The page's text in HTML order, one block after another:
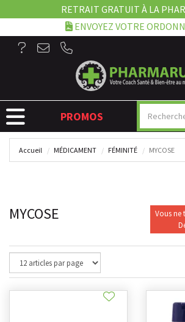
RETRAIT GRATUIT À LA
ENVOYEZ VOTRE
NAVIGATION
PROMOS
Accueil MÉDICAMENT FÉMINITÉ MYCOSE
Vous ne
MYCOSE